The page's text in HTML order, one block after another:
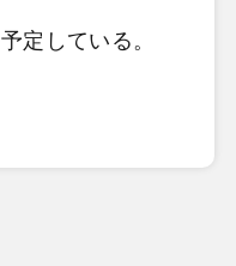
定している。